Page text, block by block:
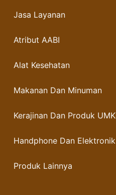
Jasa Layanan
Atribut AABI
Alat Kesehatan
Makanan Dan Minuman
Kerajinan Dan Produk
Handphone Dan
Produk Lainnya